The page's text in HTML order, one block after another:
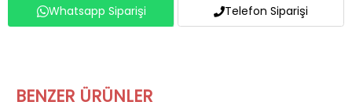
Whatsapp Siparişi Telefon Siparişi
BENZER ÜRÜNLER